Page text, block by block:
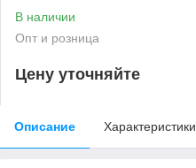
В наличии
Опт и розница
Цену уточняйте
Описание Характеристики